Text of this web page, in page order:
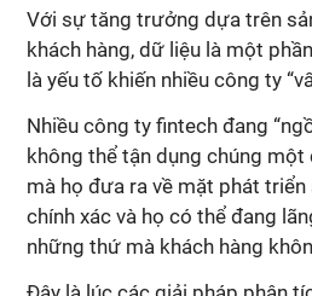
Với sự tăng trưởng dựa trên
khách hàng, dữ liệu là một
là yếu tố khiến nhiều công ty
Nhiều công ty fintech đang
không thể tận dụng chúng
mà họ đưa ra về mặt phát
chính xác và họ có thể đang
những thứ mà khách hàng